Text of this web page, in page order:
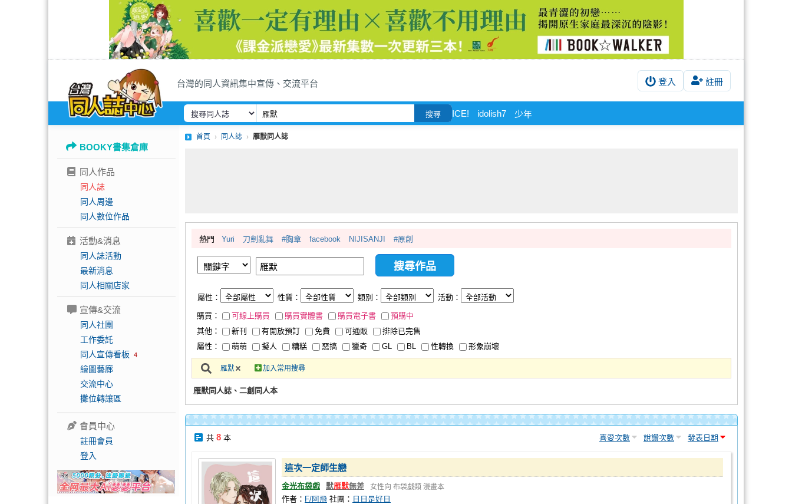
台灣的同人資訊集中宣傳、交流平台 登入 註冊
搜尋 ICE! idolish7 少年
BOOKY書集倉庫
同人作品
同人誌
同人周邊
同人數位作品
活動&消息
同人誌活動
最新消息
同人相關店家
宣傳&交流
同人社團
工作委託
同人宣傳看板 4
繪圖藝廊
交流中心
攤位轉讓區
會員中心
註冊會員
登入
首頁 同人誌 雁默同人誌
熱門 Yuri 刀劍亂舞 #胸章 facebook NIJISANJI #原創
屬性： 性質： 類別： 活動：
購買： 可線上購買 購買實體書 購買電子書
預購中
其他：
新刊 有開放預訂 免費 可通販
排除已完售
屬性：
萌萌 擬人 糟糕 惡搞 獵奇 GL BL 性轉換 形象崩壞
雁默 加入常用搜尋
雁默同人誌、二創同人本
共 8 本 喜愛次數 說讚次數 發表日期
這次一定師生戀
金光布袋戲 默雁默無差 女性向 布袋戲類 漫畫本
作者： F/阿飛 社團： 日日是好日